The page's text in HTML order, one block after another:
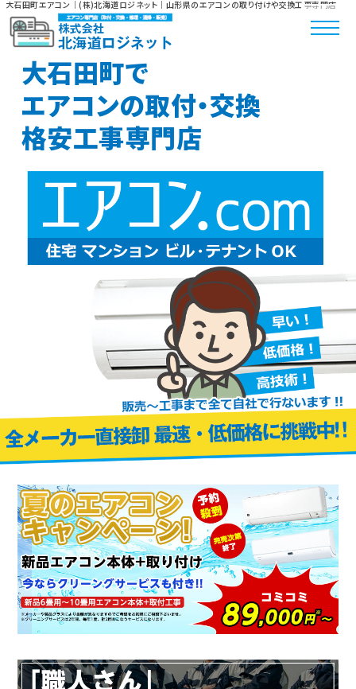
大石田町エアコン｜(株)北海道ロジネット｜山形県のエアコンの取り付けや交換工事専門店
大石田町で
エアコンの取付・交換
格安工事専門店